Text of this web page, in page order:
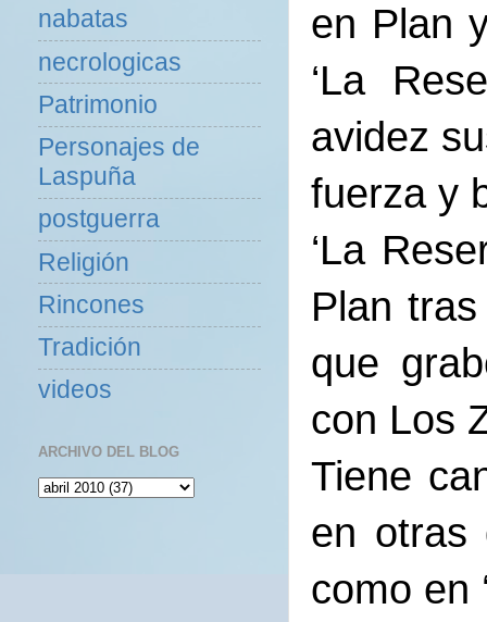
en Plan
‘La
avidez
fuerza y
‘La
Plan
que
con Los
Tiene
en otras
como en
nabatas
necrologicas
Patrimonio
Personajes de
Laspuña
postguerra
Religión
Rincones
Tradición
videos
ARCHIVO DEL BLOG